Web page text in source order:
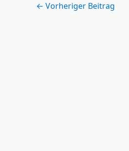
← Vorheriger Beitrag